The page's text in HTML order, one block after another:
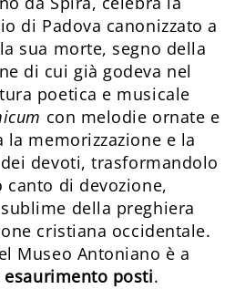
di Padova canonizzato a
sua morte, segno della
di cui già godeva nel
poetica e musicale
con melodie ornate e
memorizzazione e la
devoti, trasformandolo
di devozione,
della preghiera
cristiana occidentale.
Museo Antoniano è a
posti.